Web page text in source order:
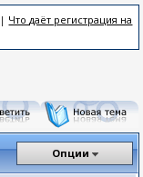
| Что даёт регистрация на
Опции